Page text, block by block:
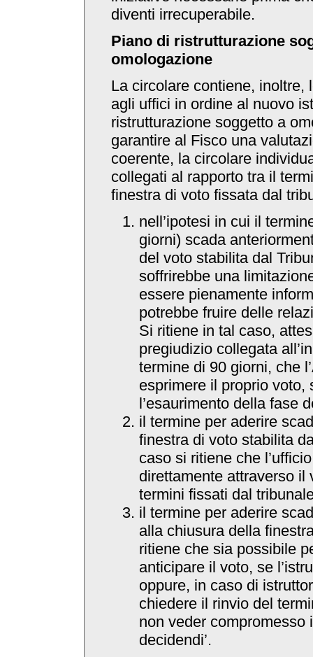
diventi irrecuperabile.
Piano di ristrutturazione
omologazione
La circolare contiene, inoltre,
agli uffici in ordine al nuovo
ristrutturazione soggetto a
garantire al Fisco una
coerente, la circolare
collegati al rapporto tra il
finestra di voto fissata dal
nell’ipotesi in cui il
giorni) scada
del voto stabilita dal
soffrirebbe una
essere pienamente
potrebbe fruire delle
Si ritiene in tal caso,
pregiudizio collegata
termine di 90 giorni, che
esprimere il proprio voto,
l’esaurimento della fase
il termine per aderire
finestra di voto stabilita
caso si ritiene che
direttamente attraverso il
termini fissati dal
il termine per aderire
alla chiusura della
ritiene che sia possibile
anticipare il voto, se
oppure, in caso di
chiedere il rinvio del
non veder compromesso
decidendi’.